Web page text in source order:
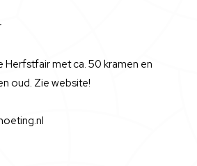
met ca. 50 kramen en
oud. Zie website!